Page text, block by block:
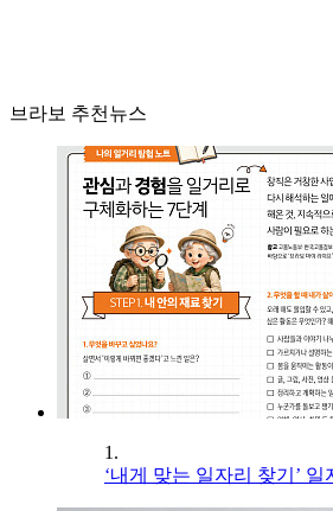
브라보 추천뉴스
1.
‘내게 맞는 일자리 찾기’